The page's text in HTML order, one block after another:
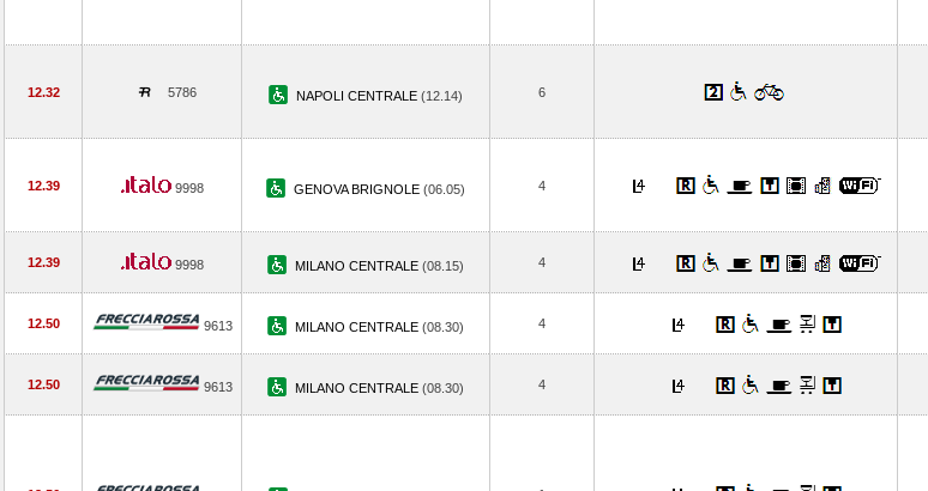
12.32 5786 NAPOLI CENTRALE (12.14) 6
12.39 9998 GENOVA BRIGNOLE (06.05) 4
12.39 9998 MILANO CENTRALE (08.15) 4
12.50 9613 MILANO CENTRALE (08.30) 4
12.50 9613 MILANO CENTRALE (08.30) 4